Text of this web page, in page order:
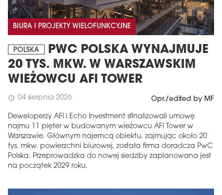
BIURA I PROJEKTY WIELOFUNKCYJNE
POLSKA
PWC POLSKA WYNAJMUJE
20 TYS. MKW. W WARSZAWSKIM
WIEŻOWCU AFI TOWER
schedule 04 sierpnia 2026 Opr./edited by MF
Deweloperzy AFI i Echo Investment sfinalizowali umowę
najmu 11 pięter w budowanym wieżowcu AFI Tower w
Warszawie. Głównym najemcą obiektu, zajmując około 20
tys. mkw. powierzchni biurowej, została firma doradcza PwC
Polska. Przeprowadzka do nowej siedziby zaplanowana jest
na początek 2029 roku.